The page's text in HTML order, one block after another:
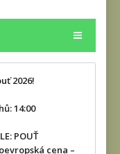
2026!
14:00
POUŤ
cena –